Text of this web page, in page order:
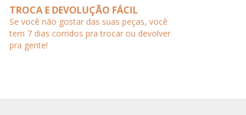
TROCA E DEVOLUÇÃO FÁCIL
Se você não gostar das suas peças, você
tem 7 dias corridos pra trocar ou devolver
pra gente!